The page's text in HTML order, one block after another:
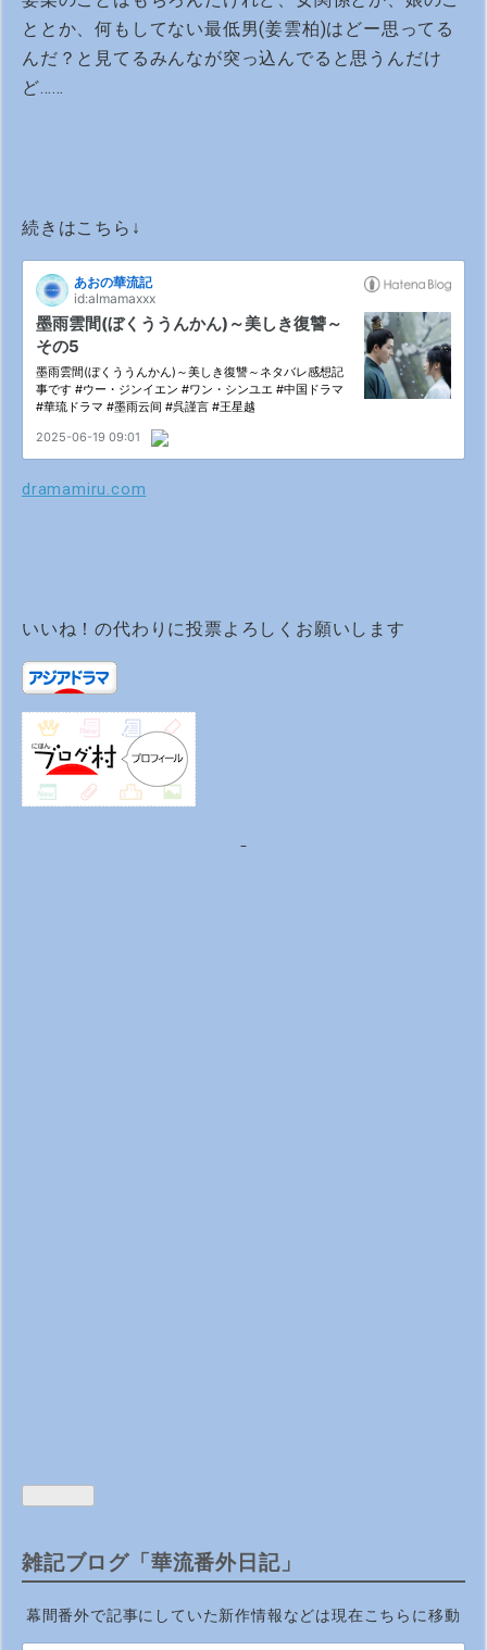
ととか、何もしてない最低男(姜雲柏)はどー思ってる
んだ？と見てるみんなが突っ込んでると思うんだけ
ど……
続きはこちら↓
dramamiru.com
いいね！の代わりに投票よろしくお願いします
雑記ブログ「華流番外日記」
幕間番外で記事にしていた新作情報などは現在こちらに移動